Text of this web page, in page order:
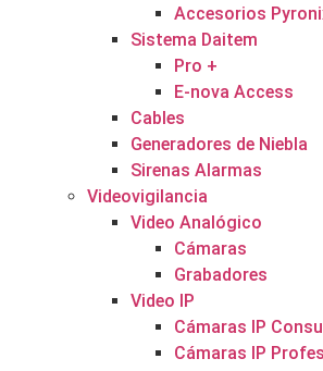
Accesorios
Sistema Daitem
Pro +
E-nova Access
Cables
Generadores de Niebla
Sirenas Alarmas
Videovigilancia
Video Analógico
Cámaras
Grabadores
Video IP
Cámaras IP
Cámaras IP